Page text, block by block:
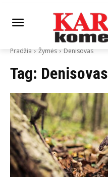
Pradžia Žymės Denisovas
Tag: Denisovas